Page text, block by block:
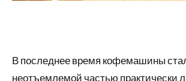
В последнее время кофемашины
неотъемлемой частью практически